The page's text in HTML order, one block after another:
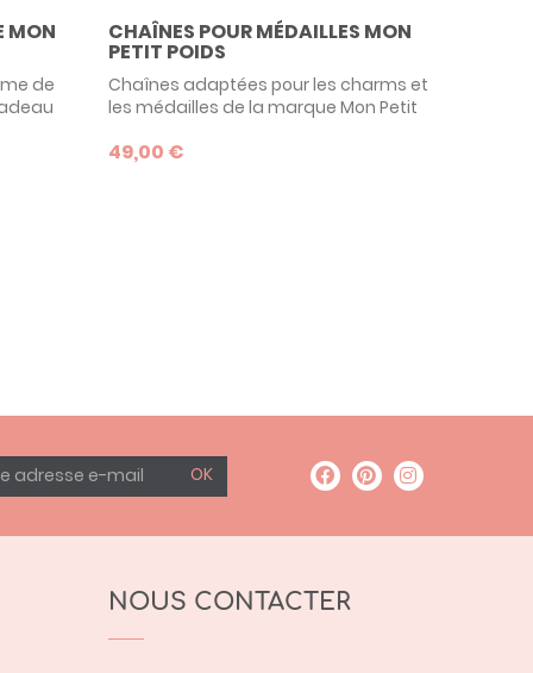
MON
de
ci-
CHAÎNES POUR MÉDAILLES MON
PETIT POIDS
Chaînes adaptées pour les charms et
les médailles de la marque Mon Petit
couleurs et 5 longueurs.
49,00 €
OK
NOUS CONTACTER